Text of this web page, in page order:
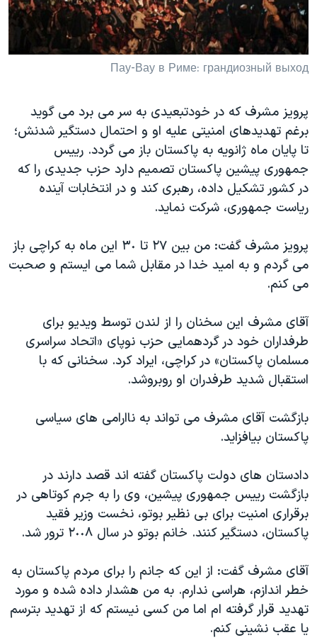
فرهنگ و زندگی
حقوق شهروندی
اقتصادی
اسرائیل در جنگ
گالری عکس
آرشیو پخش زنده
مستندها
انتخابات ریاست جمهوری آمریکا ۲۰۲۴
حمله جمهوری اسلامی به اسرائیل
ورزش زنان در ایران
اعتراضات زن، زندگی، آزادی
مجموعه مستندهای دادخواهی
تریبونال مردمی آبان ۹۸
دادگاه حمید نوری
چهل سال گروگان‌گیری
قانون شفافیت دارائی کادر رهبری ایران
اعتراضات مردمی آبان ۹۸
اسرائیل در جنگ
نرگس محمدی برنده جایزه نوبل صلح
همایش محافظه‌کاران آمریکا «سی‌پک»
سفر پرزیدنت ترامپ به چین
دنبال کنید
زبانهای مختلف
Пау-Вау в Риме: грандиозный выход
پرويز مشرف که در خودتبعيدی به سر می برد می گويد
برغم تهديدهای امنيتی عليه او و احتمال دستگير شدنش؛
تا پايان ماه ژانويه به پاکستان باز می گردد. رييس
جمهوری پيشين پاکستان تصميم دارد حزب جديدی را که
در کشور تشکيل داده، رهبری کند و در انتخابات آينده
رياست جمهوری، شرکت نمايد.
پرويز مشرف گفت: من بين ٢۷ تا ۳٠ اين ماه به کراچی باز
می گردم و به اميد خدا در مقابل شما می ايستم و صحبت
می کنم.
آقای مشرف اين سخنان را از لندن توسط ويديو برای
طرفداران خود در گردهمايی حزب نوپای «اتحاد سراسری
مسلمان پاکستان» در کراچی، ايراد کرد. سخنانی که با
استقبال شديد طرفدران او روبروشد.
بازگشت آقای مشرف می تواند به ناارامی های سياسی
پاکستان بيافزايد.
دادستان های دولت پاکستان گفته اند قصد دارند در
بازگشت رييس جمهوری پيشين، وی را به جرم کوتاهی در
برقراری امنيت برای بی نظير بوتو، نخست وزير فقيد
پاکستان، دستگير کنند. خانم بوتو در سال ٢٠٠۸ ترور شد.
آقای مشرف گفت: از اين که جانم را برای مردم پاکستان به
خطر اندازم، هراسی ندارم. به من هشدار داده شده و مورد
تهديد قرار گرفته ام اما من کسی نيستم که از تهديد بترسم
يا عقب نشينی کنم.